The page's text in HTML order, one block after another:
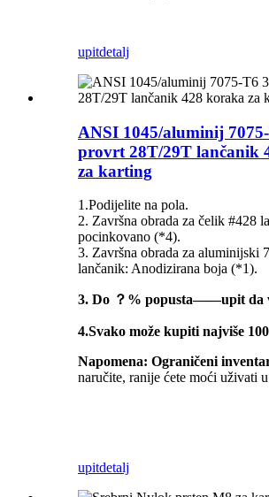
upitdetalj
ANSI 1045/aluminij
provrt 28T/29T lančanik
za karting
1.Podijelite na pola.
2. Završna obrada za čelik #428
pocinkovano (*4).
3. Završna obrada za aluminijski
lančanik: Anodizirana boja (*1).
3. Do ？% popusta——upit da
4.Svako može kupiti najviše
Napomena: Ograničeni
naručite, ranije ćete moći uživati
upitdetalj